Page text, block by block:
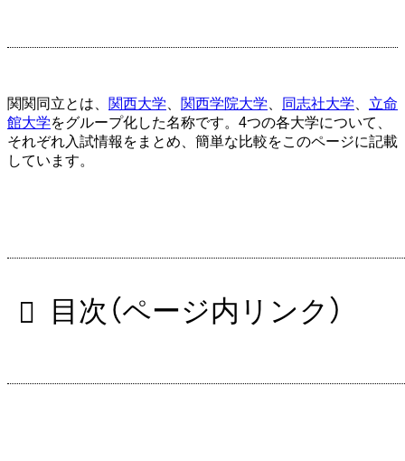
関関同立とは、 関西大学 関西学院大学 同志社大学
立命
館大学をグループ化した名称です。4つの各大学について、
それぞれ入試情報をまとめ、簡単な比較をこのページに記載
しています。
目次（ページ内リンク）